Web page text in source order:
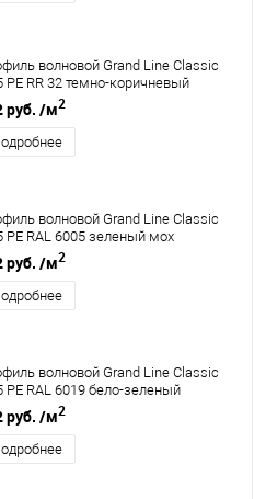
волновой Grand Line Classic
PE RR 32 темно-коричневый
руб. /м2
волновой Grand Line Classic
PE RAL 6005 зеленый мох
руб. /м2
волновой Grand Line Classic
PE RAL 6019 бело-зеленый
руб. /м2